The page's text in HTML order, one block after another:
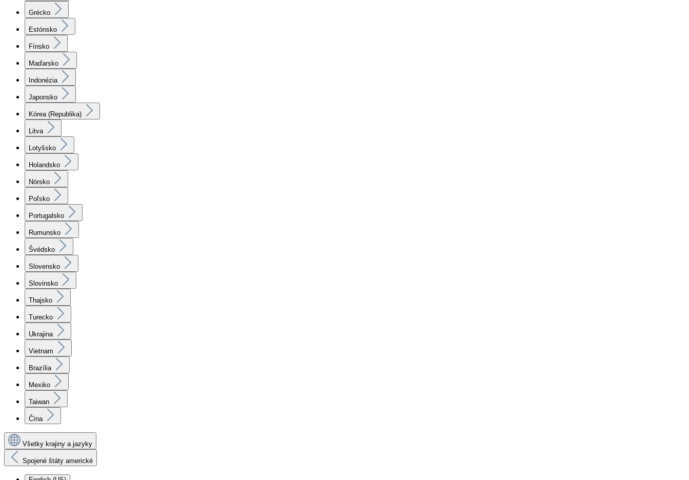
Grécko
Estónsko
Fínsko
Maďarsko
Indonézia
Japonsko
Kórea (Republika)
Litva
Lotyšsko
Holandsko
Nórsko
Poľsko
Portugalsko
Rumunsko
Švédsko
Slovensko
Slovinsko
Thajsko
Turecko
Ukrajina
Vietnam
Brazília
Mexiko
Taiwan
Čína
Všetky krajiny a jazyky
Spojené štáty americké